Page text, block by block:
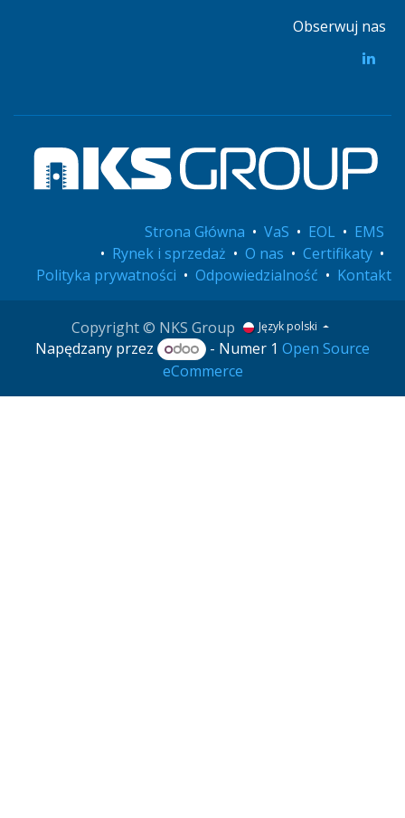
Obserwuj nas
Strona Główna • VaS • EOL • EMS
• Rynek i sprzedaż • O nas • Certifikaty •
Polityka prywatności • Odpowiedzialność • Kontakt
Copyright © NKS Group Język polski
Napędzany przez - Numer 1Open Source
eCommerce